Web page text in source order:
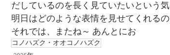
だしているのを長く見ていたいという気
明日はどのような表情を見せてくれる
それでは、またね～ あんとにお
コノハズク・オオコノハズク